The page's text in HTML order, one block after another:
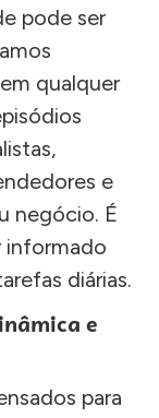
pode ser
qualquer
e
negócio. É
informado
diárias.
e
para